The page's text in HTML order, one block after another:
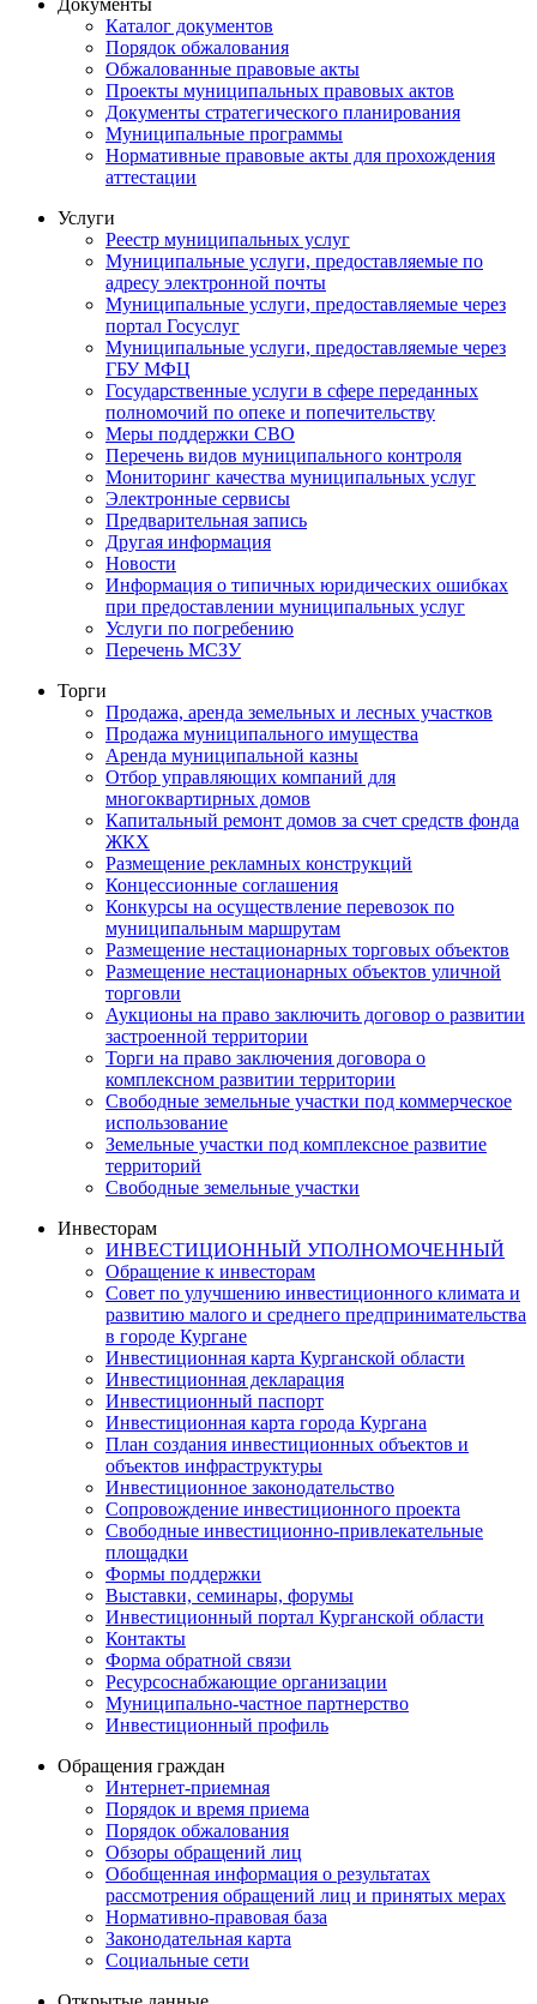
Каталог документов
Порядок обжалования
Обжалованные правовые акты
Проекты муниципальных правовых актов
Документы стратегического планирования
Муниципальные программы
Нормативные правовые акты для прохождения
аттестации
Услуги
Реестр муниципальных услуг
Муниципальные услуги, предоставляемые по
адресу электронной почты
Муниципальные услуги, предоставляемые через
портал Госуслуг
Муниципальные услуги, предоставляемые через
ГБУ МФЦ
Государственные услуги в сфере переданных
полномочий по опеке и попечительству
Меры поддержки СВО
Перечень видов муниципального контроля
Мониторинг качества муниципальных услуг
Электронные сервисы
Предварительная запись
Другая информация
Новости
Информация о типичных юридических ошибках
при предоставлении муниципальных услуг
Услуги по погребению
Перечень МСЗУ
Торги
Продажа, аренда земельных и лесных участков
Продажа муниципального имущества
Аренда муниципальной казны
Отбор управляющих компаний для
многоквартирных домов
Капитальный ремонт домов за счет средств фонда
ЖКХ
Размещение рекламных конструкций
Концессионные соглашения
Конкурсы на осуществление перевозок по
муниципальным маршрутам
Размещение нестационарных торговых объектов
Размещение нестационарных объектов уличной
торговли
Аукционы на право заключить договор о развитии
застроенной территории
Торги на право заключения договора о
комплексном развитии территории
Свободные земельные участки под коммерческое
использование
Земельные участки под комплексное развитие
территорий
Свободные земельные участки
Инвесторам
ИНВЕСТИЦИОННЫЙ УПОЛНОМОЧЕННЫЙ
Обращение к инвесторам
Совет по улучшению инвестиционного климата и
развитию малого и среднего предпринимательства
в городе Кургане
Инвестиционная карта Курганской области
Инвестиционная декларация
Инвестиционный паспорт
Инвестиционная карта города Кургана
План создания инвестиционных объектов и
объектов инфраструктуры
Инвестиционное законодательство
Сопровождение инвестиционного проекта
Свободные инвестиционно-привлекательные
площадки
Формы поддержки
Выставки, семинары, форумы
Инвестиционный портал Курганской области
Контакты
Форма обратной связи
Ресурсоснабжающие организации
Муниципально-частное партнерство
Инвестиционный профиль
Обращения граждан
Интернет-приемная
Порядок и время приема
Порядок обжалования
Обзоры обращений лиц
Обобщенная информация о результатах
рассмотрения обращений лиц и принятых мерах
Нормативно-правовая база
Законодательная карта
Социальные сети